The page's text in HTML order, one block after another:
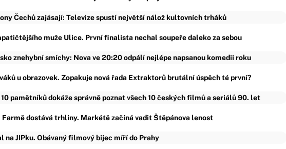
Čechů zajásají: Televize spustí největší nálož kultovních trháků
muže Ulice. První finalista nechal soupeře daleko za sebou
znehybní smíchy: Nova ve 20:20 odpálí nejlépe napsanou komedii roku
u obrazovek. Zopakuje nová řada Extraktorů brutální úspěch té první?
10 pamětníků dokáže správně poznat všech 10 českých filmů a seriálů 90. let
Farmě dostává trhliny. Markétě začíná vadit Štěpánova lenost
na JIPku. Obávaný filmový bijec míří do Prahy